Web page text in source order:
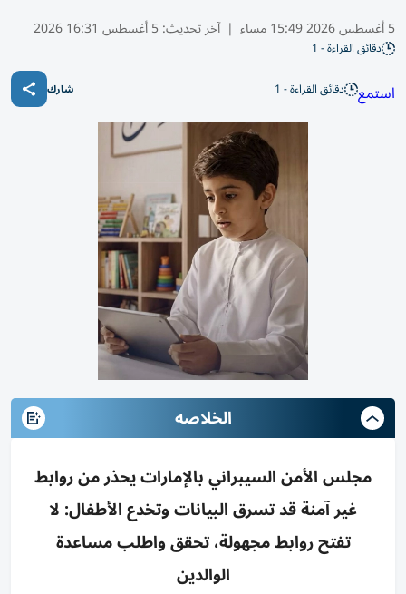
5 أغسطس 2026 15:49 مساء | آخر تحديث:5 أغسطس 16:31 2026
دقائق القراءة - 1
استمع دقائق القراءة - 1 شارك
الخلاصه
مجلس الأمن السيبراني بالإمارات يحذر من روابط
غير آمنة قد تسرق البيانات وتخدع الأطفال: لا
تفتح روابط مجهولة، تحقق واطلب مساعدة
الوالدين